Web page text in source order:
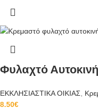
Φυλαχτό
ΕΚΚΛΗΣΙΑΣΤΙΚΑ ΟΙΚΙΑΣ
8.50€